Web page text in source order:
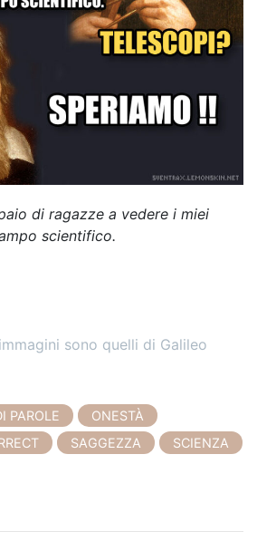
di ragazze a vedere i miei
scientifico.
sono quelli di Galileo
PAROLE
ONESTÀ
SAGGEZZA
SCIENZA